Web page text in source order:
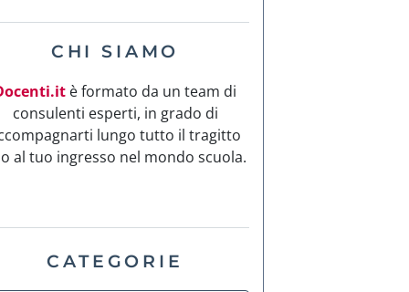
CHI SIAMO
è formato da un team di
consulenti esperti, in grado di
lungo tutto il tragitto
al tuo ingresso nel mondo scuola.
CATEGORIE